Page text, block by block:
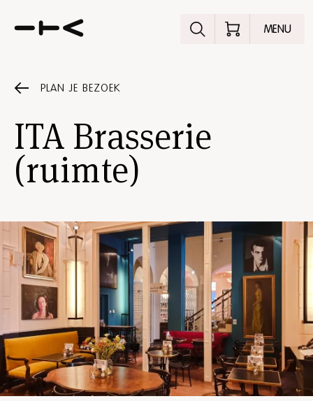
Ontdek het
MENU
PLAN JE BEZOEK
ITA Brasserie
(ruimte)